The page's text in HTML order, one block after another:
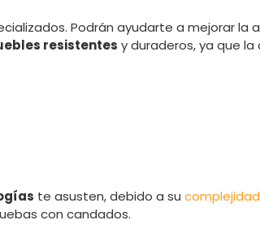
Podrán ayudarte a mejorar la
resistentes y duraderos, ya que
te asusten, debido a su complejidad
con candados.